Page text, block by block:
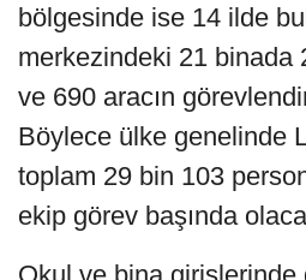
bölgesinde ise 14 ilde
merkezindeki 21 binada
ve 690 aracın
Böylece ülke genelinde
toplam 29 bin 103
ekip görev başında